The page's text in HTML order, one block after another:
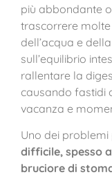
più abbondante
trascorrere molte
dell’acqua e
sull’equilibrio
rallentare la
causando fastidi
vacanza e
Uno dei problemi
difficile, spesso
bruciore di